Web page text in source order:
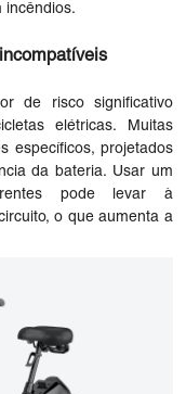
incêndios.
de risco significativo
elétricas. Muitas
específicos, projetados
da bateria. Usar um
pode levar à
o que aumenta a